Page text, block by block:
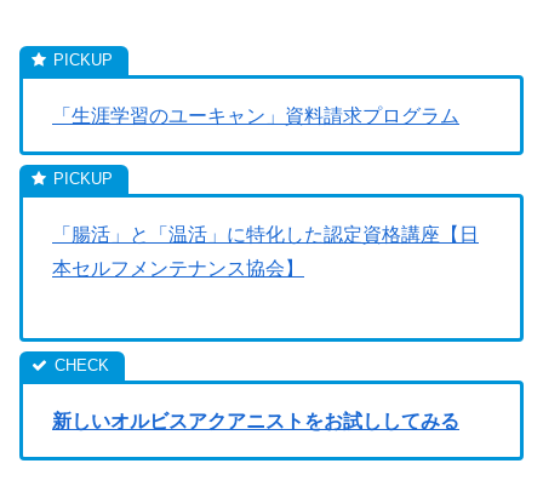
「生涯学習のユーキャン」資料請求プログラム
「腸活」と「温活」に特化した認定資格講座【日
本セルフメンテナンス協会】
新しいオルビスアクアニストをお試ししてみる